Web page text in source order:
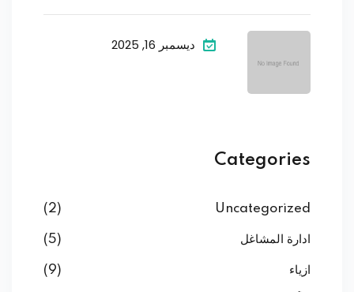
ديسمبر 16, 2025
Categories
Uncategorized
(2)
ادارة المشاغل (5)
ازياء (9)